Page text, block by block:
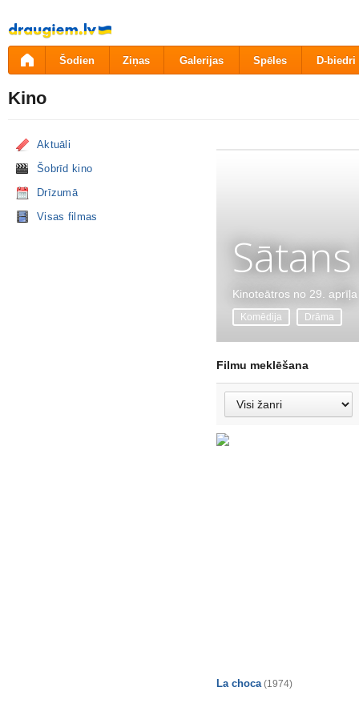
Pāriet
uz
saturu
Šodien Ziņas Galerijas Spēles D-biedri
Kino
Aktuāli
Šobrīd kino
Drīzumā
Visas filmas
Kinoteātros no 29. aprīļa
Komēdija Drāma
Filmu meklēšana
La choca (1974)